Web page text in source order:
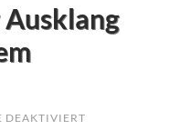
DEAKTIVIERT